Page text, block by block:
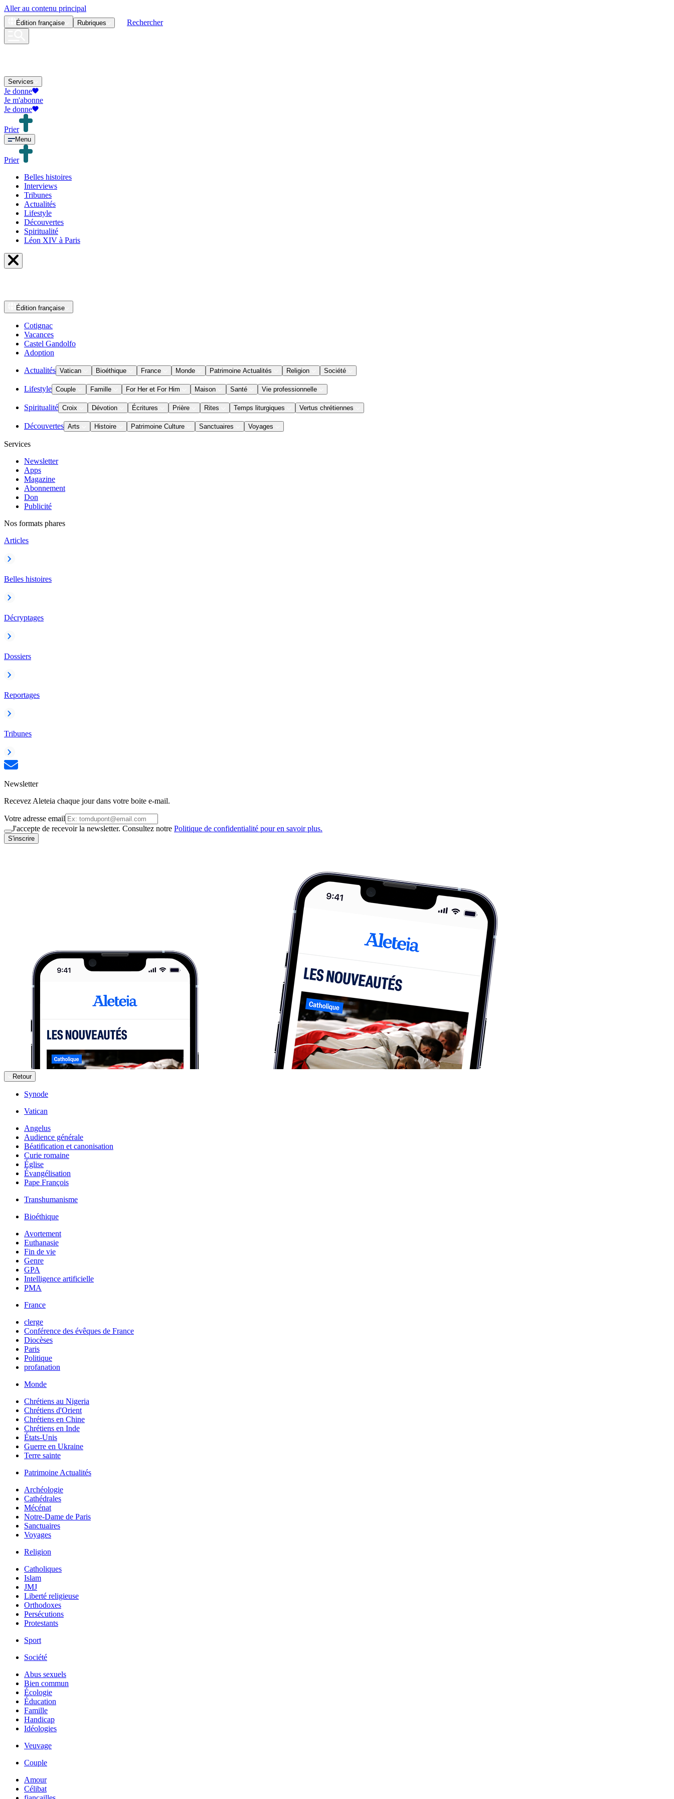
Aller au contenu principal
Édition française Rubriques Rechercher
Services
Je donne
Je m'abonne
Je donne
Prier
Menu
Prier
Belles histoires
Interviews
Tribunes
Actualités
Lifestyle
Découvertes
Spiritualité
Léon XIV à Paris
Édition française
Cotignac
Vacances
Castel Gandolfo
Adoption
Actualités Vatican Bioéthique France Monde Patrimoine Actualités Religion Société
Lifestyle Couple Famille For Her et For Him Maison Santé Vie professionnelle
Spiritualité Croix Dévotion Écritures Prière Rites Temps liturgiques Vertus chrétiennes
Découvertes Arts Histoire Patrimoine Culture Sanctuaires Voyages
Services
Newsletter
Apps
Magazine
Abonnement
Don
Publicité
Nos formats phares
Articles
Belles histoires
Décryptages
Dossiers
Reportages
Tribunes
Newsletter
Recevez Aleteia chaque jour dans votre boite e-mail.
Votre adresse email
J'accepte de recevoir la newsletter. Consultez notre Politique de confidentialité pour en savoir plus.
S'inscrire
Retour
Synode
Vatican
Angelus
Audience générale
Béatification et canonisation
Curie romaine
Église
Évangélisation
Pape François
Transhumanisme
Bioéthique
Avortement
Euthanasie
Fin de vie
Genre
GPA
Intelligence artificielle
PMA
France
clerge
Conférence des évêques de France
Diocèses
Paris
Politique
profanation
Monde
Chrétiens au Nigeria
Chrétiens d'Orient
Chrétiens en Chine
Chrétiens en Inde
États-Unis
Guerre en Ukraine
Terre sainte
Patrimoine Actualités
Archéologie
Cathédrales
Mécénat
Notre-Dame de Paris
Sanctuaires
Voyages
Religion
Catholiques
Islam
JMJ
Liberté religieuse
Orthodoxes
Persécutions
Protestants
Sport
Société
Abus sexuels
Bien commun
Écologie
Éducation
Famille
Handicap
Idéologies
Veuvage
Couple
Amour
Célibat